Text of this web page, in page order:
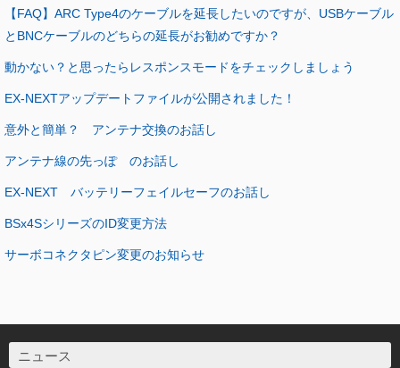
【FAQ】ARC Type4のケーブルを延長したいのですが、USBケーブル
とBNCケーブルのどちらの延長がお勧めですか？
動かない？と思ったらレスポンスモードをチェックしましょう
EX-NEXTアップデートファイルが公開されました！
意外と簡単？ アンテナ交換のお話し
アンテナ線の先っぽ のお話し
EX-NEXT バッテリーフェイルセーフのお話し
BSx4SシリーズのID変更方法
サーボコネクタピン変更のお知らせ
ニュース